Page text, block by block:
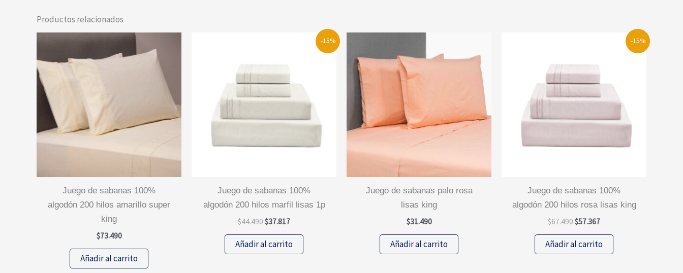
Productos relacionados
juego de sabanas 100%
algodón 200 hilos amarillo super
king
$73.490
Añadir al carrito
-15%
juego de sabanas 100%
algodón 200 hilos marfil lisas 1p
$44.490El
original
era:
$37.817El
actual
es:
Añadir al carrito
juego de sabanas palo rosa
lisas king
$31.490
Añadir al carrito
-15%
juego de sabanas 100%
algodón 200 hilos rosa lisas king
$67.490El
original
era:
$57.367El
actual
es:
Añadir al carrito